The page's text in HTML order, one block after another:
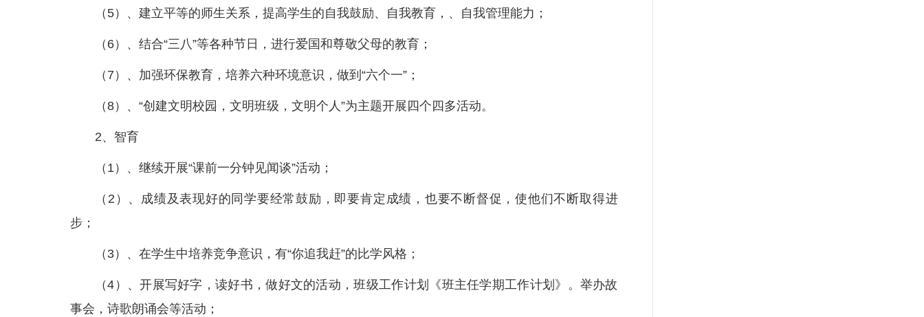
（5）、建立平等的师生关系，提高学生的自我鼓励、自我教育，、自我管理能力；
（6）、结合“三八”等各种节日，进行爱国和尊敬父母的教育；
（7）、加强环保教育，培养六种环境意识，做到“六个一”；
（8）、“创建文明校园，文明班级，文明个人”为主题开展四个四多活动。
2、智育
（1）、继续开展“课前一分钟见闻谈”活动；
（2）、成绩及表现好的同学要经常鼓励，即要肯定成绩，也要不断督促，使他们不断取得进
步；
（3）、在学生中培养竞争意识，有“你追我赶”的比学风格；
（4）、开展写好字，读好书，做好文的活动，班级工作计划《班主任学期工作计划》。举办故
事会，诗歌朗诵会等活动；